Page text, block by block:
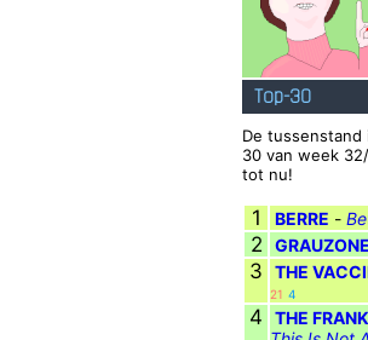
Top-30
De tussenstand
30 van week
tot nu!
1 BERRE -
2 GRAUZONE
3 THE
21 4
4 THE